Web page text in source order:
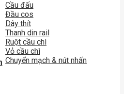
Cầu đấu
Đầu cos
Dây thít
Thanh din rail
Ruột cầu chì
Vỏ cầu chì
Chuyển mạch & nút nhấn